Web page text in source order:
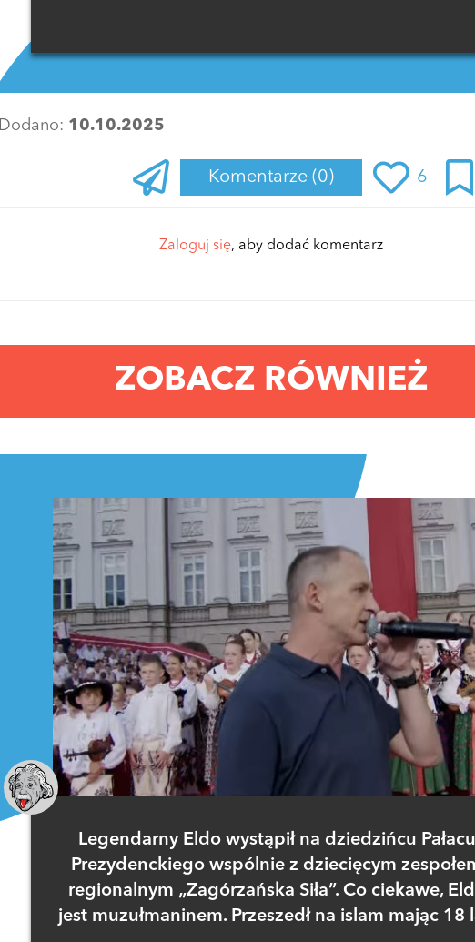
Dodano: 10.10.2025
Komentarze (0) 6
Zaloguj się, aby dodać komentarz
ZOBACZ RÓWNIEŻ
Legendarny Eldo wystąpił na dziedzińcu Pałacu
Prezydenckiego wspólnie z dziecięcym
regionalnym „Zagórzańska Siła”. Co ciekawe,
jest muzułmaninem. Przeszedł na islam mając 18